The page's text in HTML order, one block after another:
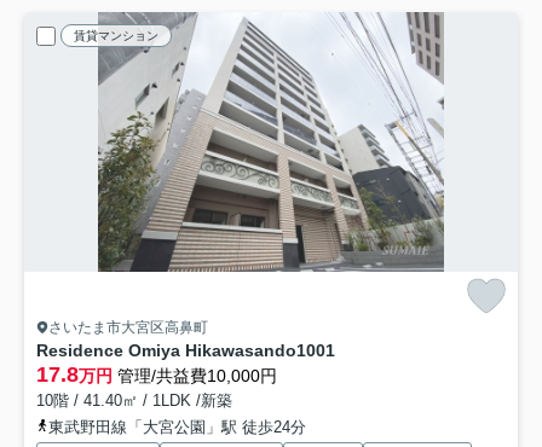
賃貸マンション
さいたま市大宮区高鼻町
Residence Omiya Hikawasando1001
17.8万円 管理/共益費10,000円
10階 / 41.40㎡ / 1LDK /新築
東武野田線「大宮公園」駅 徒歩24分